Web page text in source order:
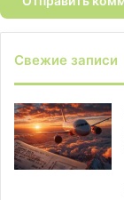
Свежие записи